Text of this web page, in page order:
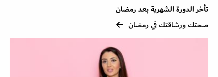
تأخر الدورة الشهرية بعد رمضان
صحتك ورشاقتك في رمضان